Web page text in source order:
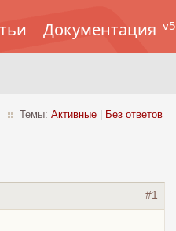
Документация v5
Темы: Активные Без ответов
#1